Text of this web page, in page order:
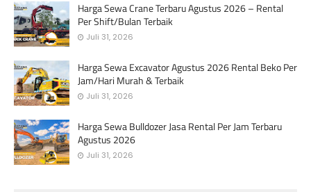
Harga Sewa Crane Terbaru Agustus 2026 – Rental
Per Shift/Bulan Terbaik
Juli 31, 2026
Harga Sewa Excavator Agustus 2026 Rental Beko Per
Jam/Hari Murah & Terbaik
Juli 31, 2026
Harga Sewa Bulldozer Jasa Rental Per Jam Terbaru
Agustus 2026
Juli 31, 2026